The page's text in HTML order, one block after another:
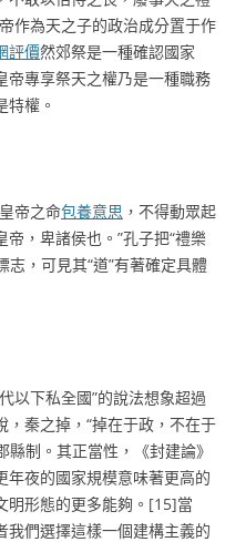
作為天之子的政治成分置于作
評價然郊祭是一種確認國家
帝專享祭天之權乃是一種職務
特權。
帝之命包養意思 ，不得動眾起
，卑諸侯也。”孔子把“禮樂
志，可見其“道”有著確定具體
以下私全國”的說法想象超過
秦之掉，“掉在于政，不在于
縣制。其正當性，《封建論》
年夜的國家規模意味著更高的
明形態的更多能夠。[15]當
我們選擇這樣一個建構主義的